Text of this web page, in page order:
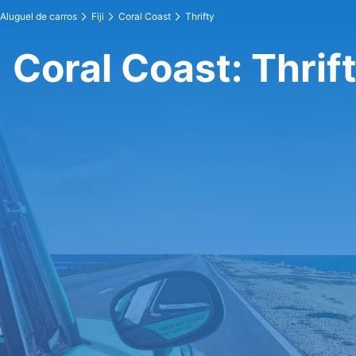
Aluguel de carros Fiji Coral Coast Thrifty
Coral Coast: